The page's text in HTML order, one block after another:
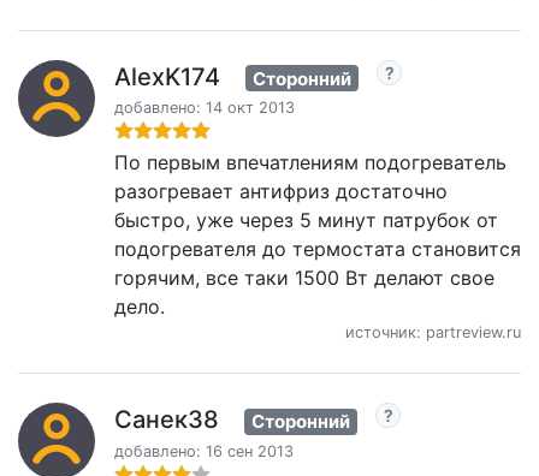
AlexK174 Сторонний
добавлено: 14 окт 2013
По первым впечатлениям подогреватель
разогревает антифриз достаточно
быстро, уже через 5 минут патрубок от
подогревателя до термостата становится
горячим, все таки 1500 Вт делают свое
дело.
источник: partreview.ru
Санек38 Сторонний
добавлено: 16 сен 2013